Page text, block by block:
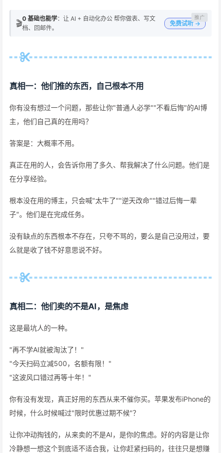
🎬0 基础也能学：让 AI + 自动化办公 帮你做表、写文
档、回邮件。
免费试听 →
真相一：他们推的东西，自己根本不用
你有没有想过一个问题，那些让你"普通人必学""不看后悔"的AI博
主，他们自己真的在用吗？
答案是：大概率不用。
真正在用的人，会告诉你用了多久、帮我解决了什么问题。他们是
在分享经验。
根本没在用的博主，只会喊"太牛了""逆天改命""错过后悔一辈
子"。他们是在完成任务。
没有缺点的东西根本不存在，只夸不骂的，要么是自己没用过，要
么就是收了钱不好意思说不好。
真相二：他们卖的不是AI，是焦虑
这是最坑人的一种。
"再不学AI就被淘汰了！"
"今天扫码立减500，名额有限！"
"这波风口错过再等十年！"
你有没有发现，真正好用的东西从来不催你买。苹果发布iPhone的
时候，什么时候喊过"限时优惠过期不候"？
让你冲动掏钱的，从来卖的不是AI，是你的焦虑。好的内容是让你
冷静想一想这个到底适不适合我，让你赶紧扫码的，往往只是想赚